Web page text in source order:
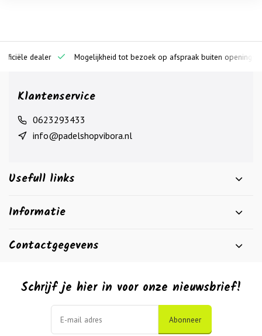
dealer Mogelijkheid tot bezoek op afspraak buiten openingstijden
Klantenservice
0623293433
info@padelshopvibora.nl
Usefull links
Informatie
Contactgegevens
Schrijf je hier in voor onze nieuwsbrief!
Abonneer